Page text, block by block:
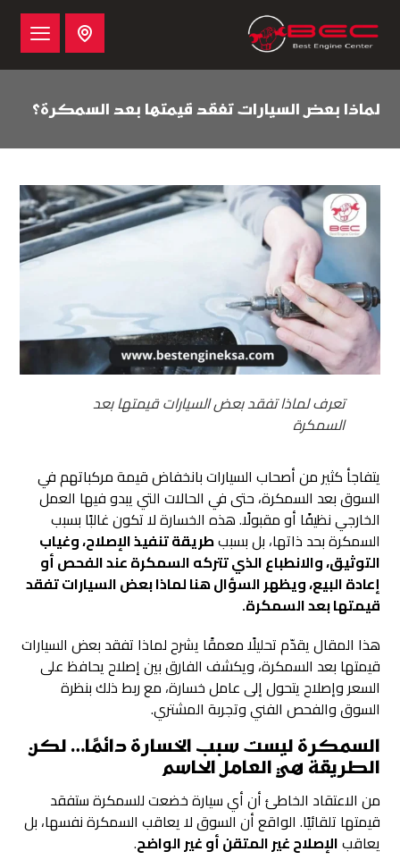
لماذا بعض السيارات تفقد قيمتها بعد السمكرة؟
تعرف لماذا تفقد بعض السيارات قيمتها بعد
السمكرة
يتفاجأ كثير من أصحاب السيارات بانخفاض قيمة مركباتهم في
السوق بعد السمكرة، حتى في الحالات التي يبدو فيها العمل
الخارجي نظيفًا أو مقبولًا. هذه الخسارة لا تكون غالبًا بسبب
السمكرة بحد ذاتها، بل بسببطريقة تنفيذ الإصلاح، وغياب
التوثيق، والانطباع الذي تتركه السمكرة عند الفحص أو
إعادة البيع، ويظهر السؤال هنالماذا بعض السيارات تفقد
قيمتها بعد السمكرة.
هذا المقال يقدّم تحليلًا معمقًا يشرح لماذا تفقد بعض السيارات
قيمتها بعد السمكرة، ويكشف الفارق بين إصلاح يحافظ على
السعر وإصلاح يتحول إلى عامل خسارة، مع ربط ذلك بنظرة
السوق والفحص الفني وتجربة المشتري.
السمكرة ليست سبب الخسارة دائمًا… لكن
الطريقة هي العامل الحاسم
من الاعتقاد الخاطئ أن أي سيارة خضعت للسمكرة ستفقد
قيمتها تلقائيًا. الواقع أن السوق لا يعاقب السمكرة نفسها، بل
يعاقبالإصلاح غير المتقن أو غير الواضح.